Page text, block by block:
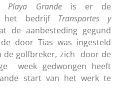
Playa Grandeis er de
het bedrijf Transportes
y
de aanbesteding gegund
door Tías was ingesteld
de golfbreker, zich door de
week gedwongen heeft
start van het werk te